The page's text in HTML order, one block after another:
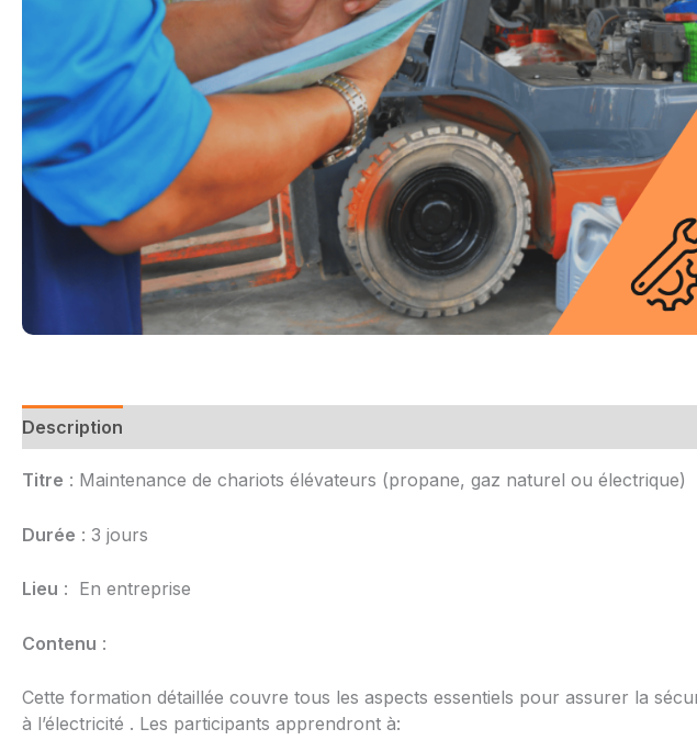
Description
Titre : Maintenance de chariots élévateurs (propane, gaz naturel ou électrique)
Durée : 3 jours
Lieu : En entreprise
Contenu :
Cette formation détaillée couvre tous les aspects essentiels pour assurer la
à l’électricité . Les participants apprendront à: